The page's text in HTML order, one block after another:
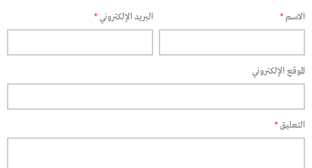
الاسم* البريد الإلكتروني*
الموقع الإلكتروني
التعليق*